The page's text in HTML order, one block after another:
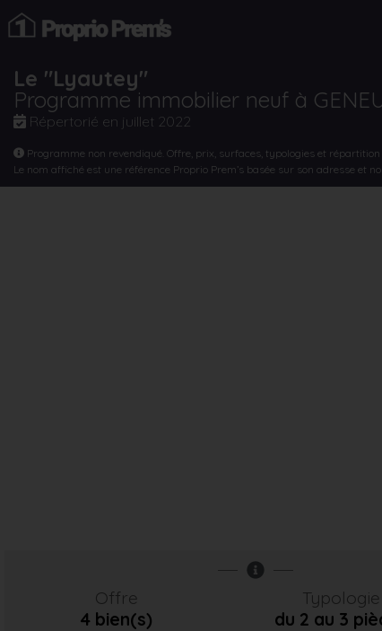
Le "Lyautey"
Programme immobilier neuf à
Répertorié en juillet 2022
Programme non revendiqué. Offre, prix, surfaces, typologies et
Le nom affiché est une référence Proprio Prem’s basée sur son adresse et
Offre
4 bien(s)
Typologie
du 2 au 3